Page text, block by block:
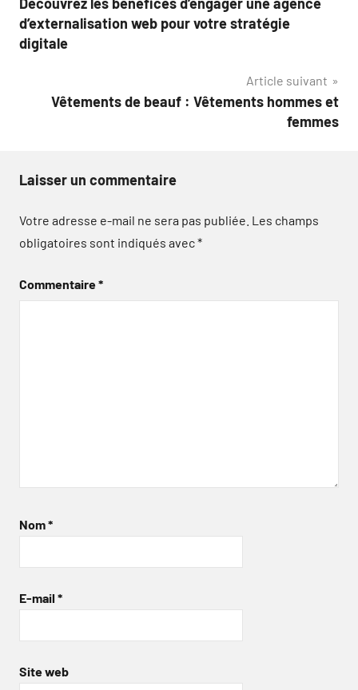
de
l’article
d’externalisation web pour votre stratégie
digitale
Article suivant
Vêtements de beauf : Vêtements hommes et
femmes
Laisser un commentaire
Votre adresse e-mail ne sera pas publiée. Les champs
obligatoires sont indiqués avec*
Commentaire*
Nom*
E-mail *
Site web